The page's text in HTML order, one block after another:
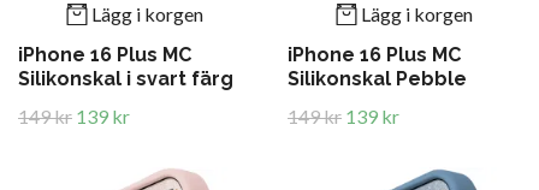
Lägg i korgen
iPhone 16 Plus MC
Silikonskal i svart färg
149 kr 139 kr
Lägg i korgen
iPhone 16 Plus MC
Silikonskal Pebble
149 kr 139 kr